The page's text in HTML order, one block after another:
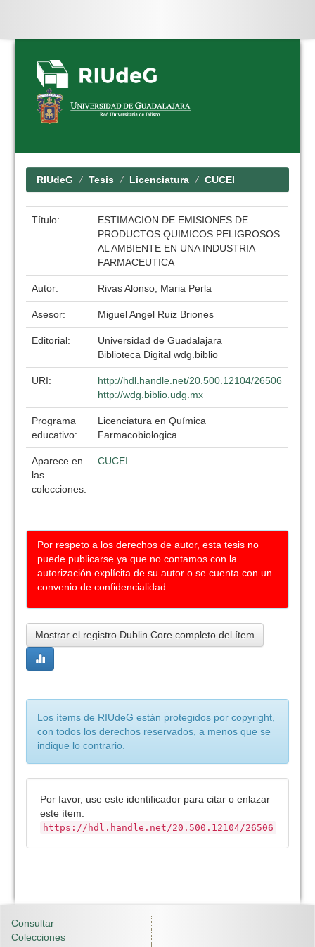
Skip
navigation
RIUdeG Tesis Licenciatura CUCEI
Título:
ESTIMACION DE EMISIONES DE
PRODUCTOS QUIMICOS PELIGROSOS
AL AMBIENTE EN UNA INDUSTRIA
FARMACEUTICA
Autor: Rivas Alonso, Maria Perla
Asesor: Miguel Angel Ruiz Briones
Editorial:
Universidad de Guadalajara
Biblioteca Digital wdg.biblio
URI:
http://hdl.handle.net/20.500.12104/26506
http://wdg.biblio.udg.mx
Programa
educativo:
Licenciatura en Química
Farmacobiologica
Aparece en
las
colecciones:
CUCEI
Por respeto a los derechos de autor, esta tesis no
puede publicarse ya que no contamos con la
autorización explícita de su autor o se cuenta con un
convenio de confidencialidad
Mostrar el registro Dublin Core completo del ítem
Los ítems de RIUdeG están protegidos por copyright,
con todos los derechos reservados, a menos que se
indique lo contrario.
Por favor, use este identificador para citar o enlazar
este ítem:
https://hdl.handle.net/20.500.12104/26506
Consultar
Colecciones